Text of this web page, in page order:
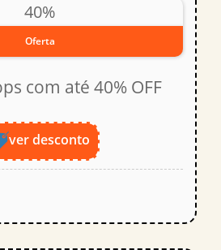
40%
Oferta
com até 40% OFF
ver desconto